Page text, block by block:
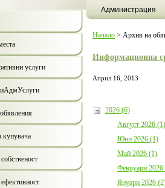
Администрация
услуги
Начало > Архив на
Информационна
Април 16, 2013
2026 (6)
Август 2026 (1)
Юни 2026 (1)
Май 2026 (1)
Февруари 2026
Януари 2026